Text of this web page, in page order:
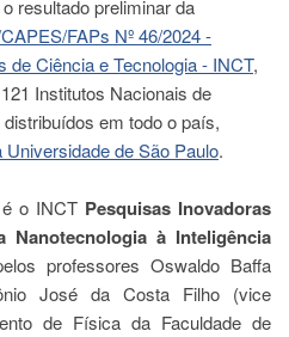
resultado preliminar da
FAPs Nº 46/2024 -
de Ciência e Tecnologia - INCT,
Institutos Nacionais de
em todo o país,
de São Paulo.
o INCT Pesquisas Inovadoras
Nanotecnologia à Inteligência
professores Oswaldo Baffa
José da Costa Filho (vice
de Física da Faculdade de